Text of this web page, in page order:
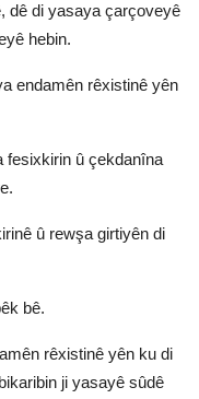
dê di yasaya çarçoveyê
hebin.
endamên rêxistinê yên
fesixkirin û çekdanîna
û rewşa girtiyên di
bê.
rêxistinê yên ku di
ji yasayê sûdê